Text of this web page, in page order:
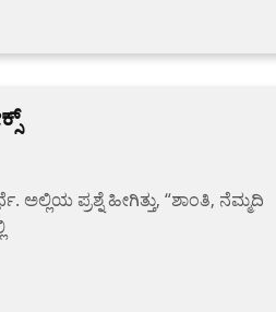
ಅಲ್ಲಿಯ ಪ್ರಶ್ನೆ ಹೀಗಿತ್ತು, “ಶಾಂತಿ, ನೆಮ್ಮದಿ